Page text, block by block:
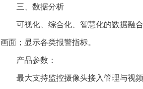
三、数据分析
可视化、综合化、智慧化的数据融合
画面；显示各类报警指标。
产品参数：
最大支持监控摄像头接入管理与视频